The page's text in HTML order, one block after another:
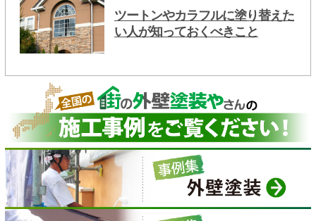
ツートンやカラフルに塗り替えた
い人が知っておくべきこと